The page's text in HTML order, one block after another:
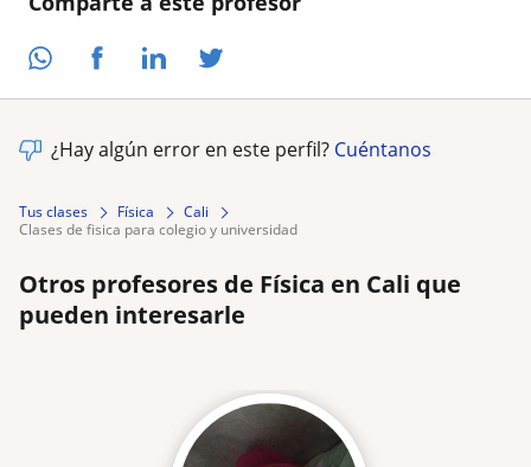
¿Hay algún error en este perfil? Cuéntanos
Tus clases Física
Cali
clases de fisica para colegio y universidad
Otros profesores de Física en Cali que
pueden interesarle